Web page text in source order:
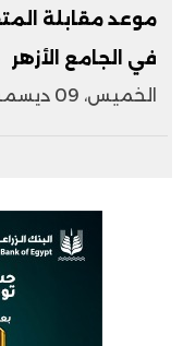
موعد مقابلة
في الجامع الأزهر
الخميس، 09 ديسمبر 2021 04:56 م